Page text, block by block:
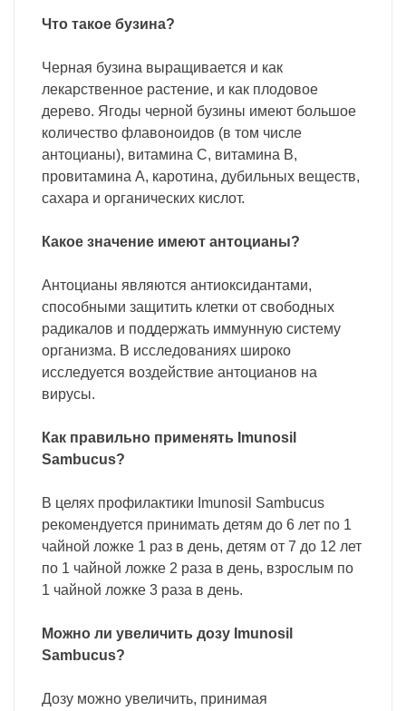
Что такое бузина?
Черная бузина выращивается и как
лекарственное растение, и как плодовое
дерево. Ягоды черной бузины имеют большое
количество флавоноидов (в том числе
антоцианы), витамина C, витамина B,
провитамина А, каротина, дубильных веществ,
сахара и органических кислот.
Какое значение имеют антоцианы?
Антоцианы являются антиоксидантами,
способными защитить клетки от свободных
радикалов и поддержать иммунную систему
организма. В исследованиях широко
исследуется воздействие антоцианов на
вирусы.
Как правильно применять Imunosil
Sambucus?
В целях профилактики Imunosil Sambucus
рекомендуется принимать детям до 6 лет по 1
чайной ложке 1 раз в день, детям от 7 до 12 лет
по 1 чайной ложке 2 раза в день, взрослым по
1 чайной ложке 3 раза в день.
Можно ли увеличить дозу Imunosil
Sambucus?
Дозу можно увеличить, принимая